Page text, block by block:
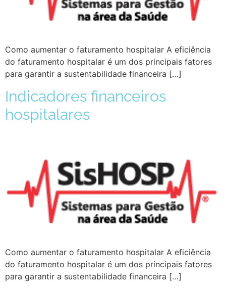
Como aumentar o faturamento hospitalar A eficiência
do faturamento hospitalar é um dos principais fatores
para garantir a sustentabilidade financeira […]
Indicadores financeiros
hospitalares
Como aumentar o faturamento hospitalar A eficiência
do faturamento hospitalar é um dos principais fatores
para garantir a sustentabilidade financeira […]